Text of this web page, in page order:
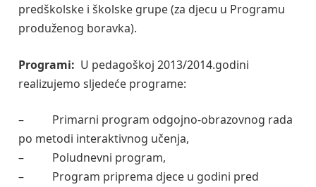
predškolske i školske grupe (za djecu u Programu
produženog boravka).
Programi: U pedagoškoj 2013/2014.godini
realizujemo sljedeće programe:
– Primarni program odgojno-obrazovnog rada
po metodi interaktivnog učenja,
– Poludnevni program,
– Program priprema djece u godini pred